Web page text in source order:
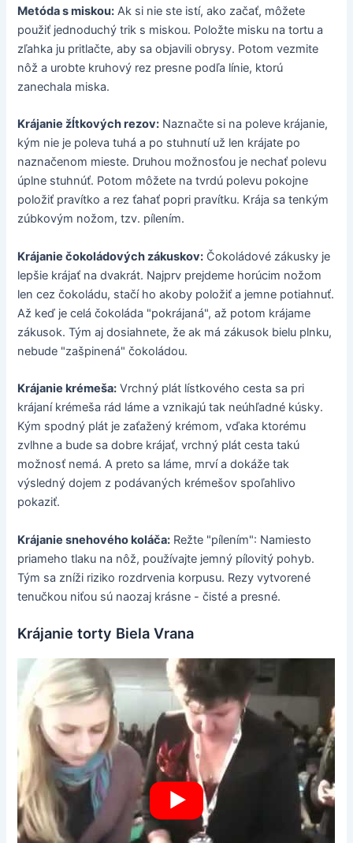
Metóda s miskou: Ak si nie ste istí, ako začať, môžete
použiť jednoduchý trik s miskou. Položte misku na tortu a
zľahka ju pritlačte, aby sa objavili obrysy. Potom vezmite
nôž a urobte kruhový rez presne podľa línie, ktorú
zanechala miska.
Krájanie žĺtkových rezov: Naznačte si na poleve krájanie,
kým nie je poleva tuhá a po stuhnutí už len krájate po
naznačenom mieste. Druhou možnosťou je nechať polevu
úplne stuhnúť. Potom môžete na tvrdú polevu pokojne
položiť pravítko a rez ťahať popri pravítku. Krája sa tenkým
zúbkovým nožom, tzv. pílením.
Krájanie čokoládových zákuskov: Čokoládové zákusky je
lepšie krájať na dvakrát. Najprv prejdeme horúcim nožom
len cez čokoládu, stačí ho akoby položiť a jemne potiahnuť.
Až keď je celá čokoláda "pokrájaná", až potom krájame
zákusok. Tým aj dosiahnete, že ak má zákusok bielu plnku,
nebude "zašpinená" čokoládou.
Krájanie krémeša: Vrchný plát lístkového cesta sa pri
krájaní krémeša rád láme a vznikajú tak neúhľadné kúsky.
Kým spodný plát je zaťažený krémom, vďaka ktorému
zvlhne a bude sa dobre krájať, vrchný plát cesta takú
možnosť nemá. A preto sa láme, mrví a dokáže tak
výsledný dojem z podávaných krémešov spoľahlivo
pokaziť.
Krájanie snehového koláča: Režte "pílením": Namiesto
priameho tlaku na nôž, používajte jemný pílovitý pohyb.
Tým sa zníži riziko rozdrvenia korpusu. Rezy vytvorené
tenučkou niťou sú naozaj krásne - čisté a presné.
Krájanie torty Biela Vrana